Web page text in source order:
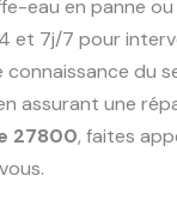
eau en panne
et 7j/7 pour
du
assurant une
27800, faites